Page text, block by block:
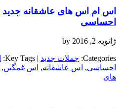
اس ام اس های عاشقانه
احساسی
ژانویه 2, 2016
Categories: جملات جدید | Key Tags:
احساسی, اس عاشقانه, اس غمگین,
های